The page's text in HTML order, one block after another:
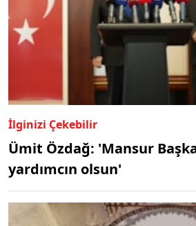
İlginizi Çekebilir
Ümit Özdağ: 'Mansur
yardımcın olsun'